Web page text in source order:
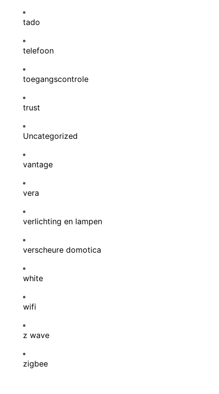
tado
telefoon
toegangscontrole
trust
Uncategorized
vantage
vera
verlichting en lampen
verscheure domotica
white
wifi
z wave
zigbee